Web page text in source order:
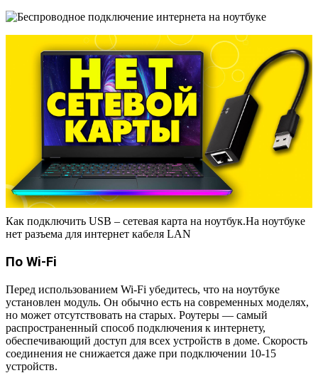
Как подключить USB – сетевая карта на ноутбук.На ноутбуке
нет разъема для интернет кабеля LAN
По Wi-Fi
Перед использованием Wi-Fi убедитесь, что на ноутбуке
установлен модуль. Он обычно есть на современных моделях,
но может отсутствовать на старых. Роутеры — самый
распространенный способ подключения к интернету,
обеспечивающий доступ для всех устройств в доме. Скорость
соединения не снижается даже при подключении 10-15
устройств.